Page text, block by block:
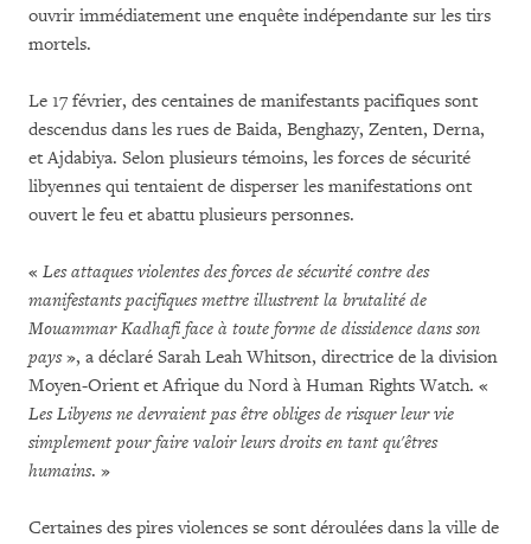
ouvrir immédiatement une enquête indépendante sur les tirs
mortels.
Le 17 février, des centaines de manifestants pacifiques sont
descendus dans les rues de Baida, Benghazy, Zenten, Derna,
et Ajdabiya. Selon plusieurs témoins, les forces de sécurité
libyennes qui tentaient de disperser les manifestations ont
ouvert le feu et abattu plusieurs personnes.
« Les attaques violentes des forces de sécurité contre des
manifestants pacifiques mettre illustrent la brutalité de
Mouammar Kadhafi face à toute forme de dissidence dans son
pays», a déclaré Sarah Leah Whitson, directrice de la division
Moyen-Orient et Afrique du Nord à Human Rights Watch. «
Les Libyens ne devraient pas être obliges de risquer leur vie
simplement pour faire valoir leurs droits en tant qu'êtres
humains. »
Certaines des pires violences se sont déroulées dans la ville de